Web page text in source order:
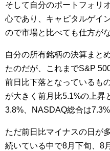
そして自分のポートフォリ
心であり、キャピタルゲイ
ので市場と比べても仕方がな
自分の所有銘柄の決算まと
たのだが、これまでS&P
前日比下落となっているも
が大きく前月比5.1%の上昇
3.8%、NASDAQ総合は
ただ前日比マイナスの日が
続いている中で8月下旬、8